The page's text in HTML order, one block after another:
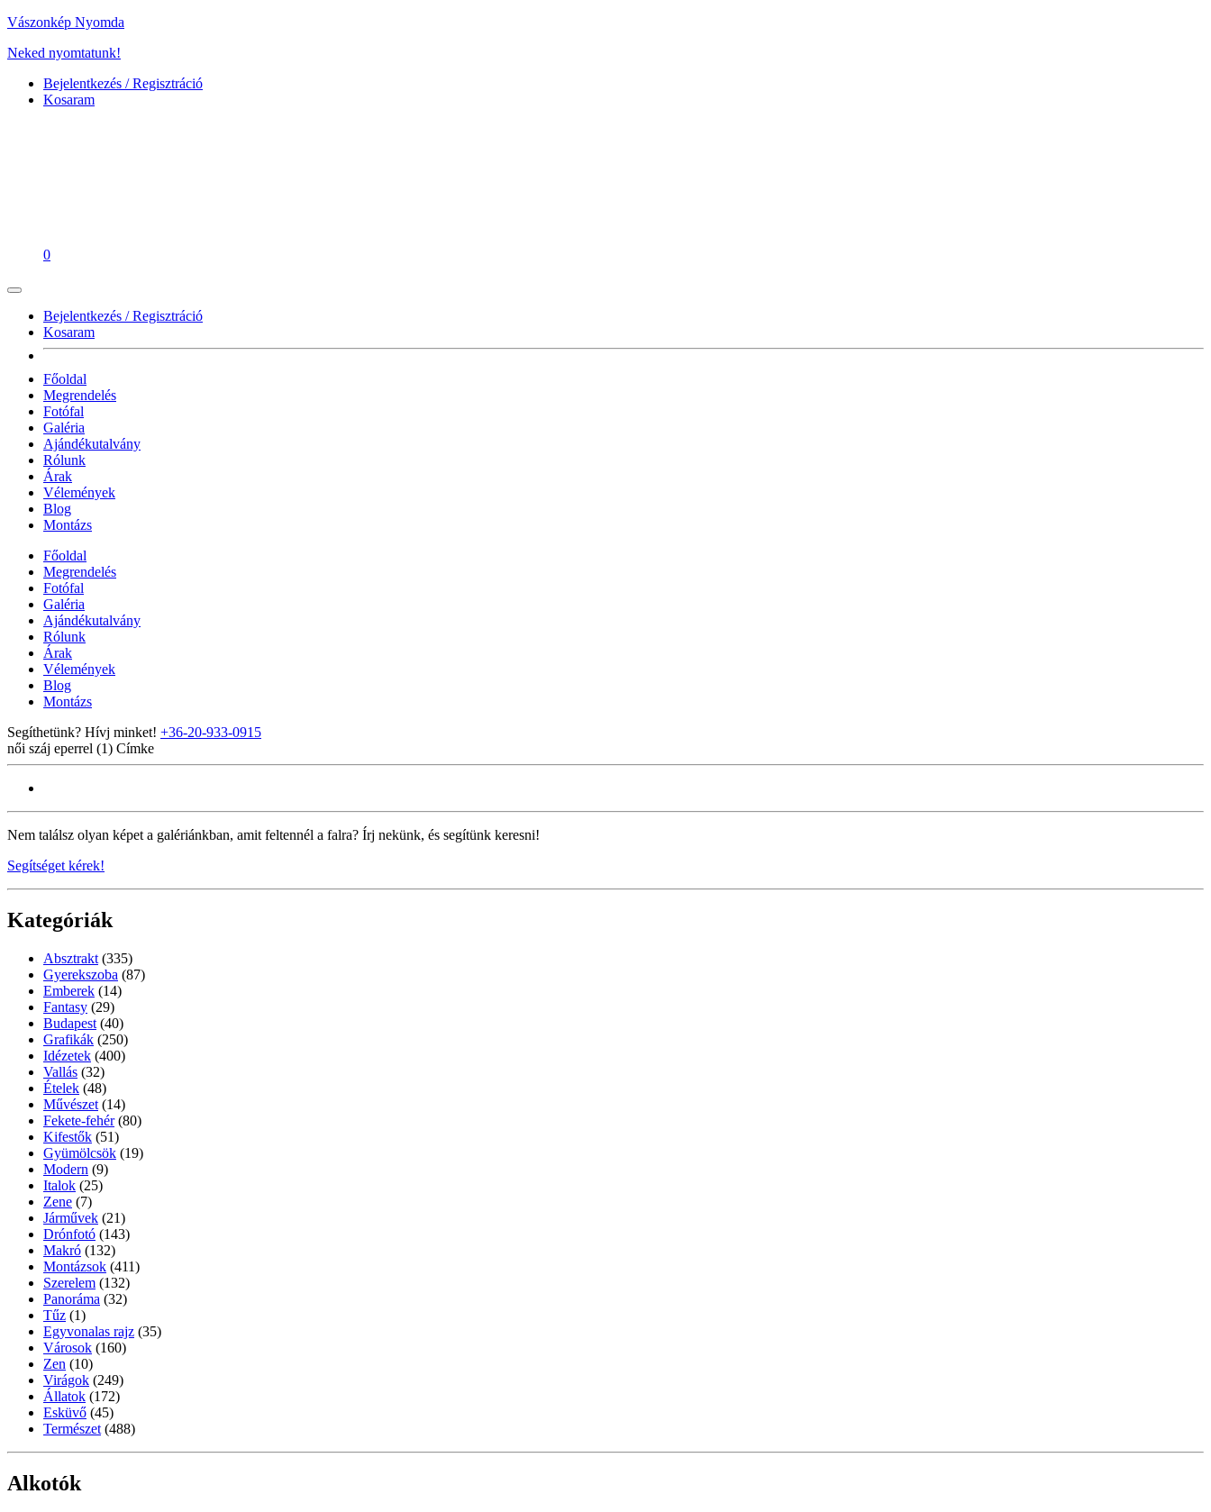
Vászonkép Nyomda
Neked nyomtatunk!
Bejelentkezés / Regisztráció
Kosaram
0
Bejelentkezés / Regisztráció
Kosaram
Főoldal
Megrendelés
Fotófal
Galéria
Ajándékutalvány
Rólunk
Árak
Vélemények
Blog
Montázs
Főoldal
Megrendelés
Fotófal
Galéria
Ajándékutalvány
Rólunk
Árak
Vélemények
Blog
Montázs
Segíthetünk? Hívj minket! +36-20-933-0915
női száj eperrel (1) Címke
Nem találsz olyan képet a galériánkban, amit feltennél a falra? Írj nekünk, és segítünk keresni!
Segítséget kérek!
Kategóriák
Absztrakt (335)
Gyerekszoba (87)
Emberek (14)
Fantasy (29)
Budapest (40)
Grafikák (250)
Idézetek (400)
Vallás (32)
Ételek (48)
Művészet (14)
Fekete-fehér (80)
Kifestők (51)
Gyümölcsök (19)
Modern (9)
Italok (25)
Zene (7)
Járművek (21)
Drónfotó (143)
Makró (132)
Montázsok (411)
Szerelem (132)
Panoráma (32)
Tűz (1)
Egyvonalas rajz (35)
Városok (160)
Zen (10)
Virágok (249)
Állatok (172)
Esküvő (45)
Természet (488)
Alkotók